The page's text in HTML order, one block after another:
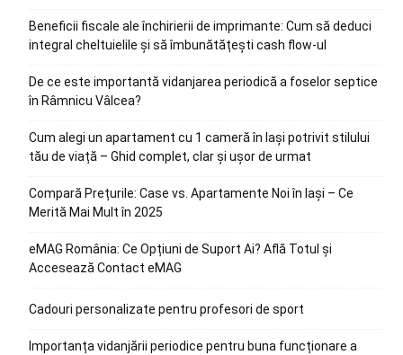
Beneficii fiscale ale închirierii de imprimante: Cum să deduci
integral cheltuielile și să îmbunătățești cash flow-ul
De ce este importantă vidanjarea periodică a foselor septice
în Râmnicu Vâlcea?
Cum alegi un apartament cu 1 cameră în Iași potrivit stilului
tău de viață – Ghid complet, clar și ușor de urmat
Compară Prețurile: Case vs. Apartamente Noi în Iași – Ce
Merită Mai Mult în 2025
eMAG România: Ce Opțiuni de Suport Ai? Află Totul și
Accesează Contact eMAG
Cadouri personalizate pentru profesori de sport
Importanța vidanjării periodice pentru buna funcționare a